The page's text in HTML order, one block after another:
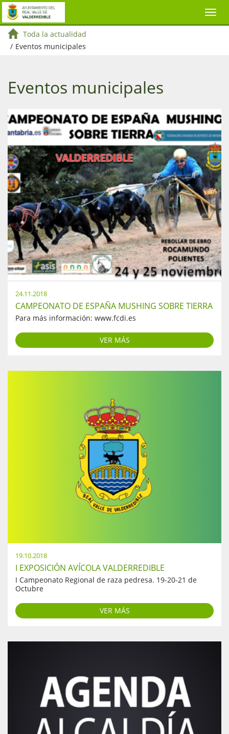
Toda la actualidad
/ Eventos municipales
Eventos municipales
24.11.2018
CAMPEONATO DE ESPAÑA MUSHING SOBRE TIERRA
Para más información: www.fcdi.es
VER MÁS
19.10.2018
I EXPOSICIÓN AVÍCOLA VALDERREDIBLE
I Campeonato Regional de raza pedresa. 19-20-21 de
Octubre
VER MÁS